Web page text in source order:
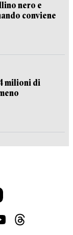
nero e
conviene
milioni di